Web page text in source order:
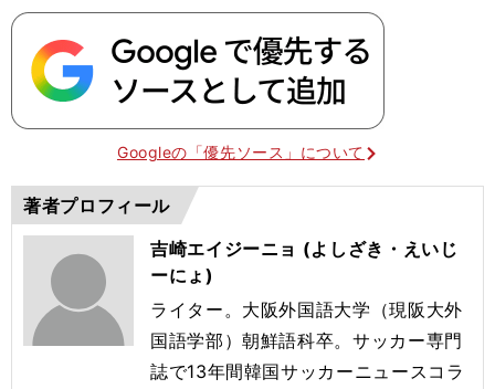
Googleの「優先ソース」について
著者プロフィール
吉崎エイジーニョ (よしざき・えいじ
ーにょ)
ライター。大阪外国語大学（現阪大外
国語学部）朝鮮語科卒。サッカー専門
誌で13年間韓国サッカーニュースコラ